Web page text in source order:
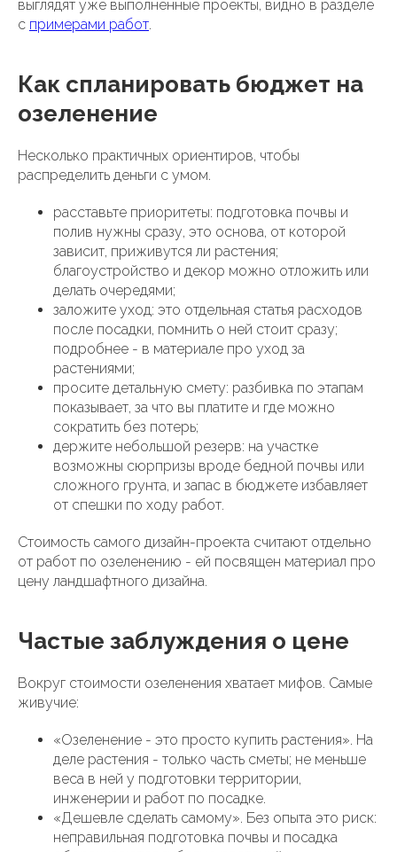
выглядят уже выполненные проекты, видно в разделе
с примерами работ.
Как спланировать бюджет на
озеленение
Несколько практичных ориентиров, чтобы
распределить деньги с умом.
расставьте приоритеты: подготовка почвы и
полив нужны сразу, это основа, от которой
зависит, приживутся ли растения;
благоустройство и декор можно отложить или
делать очередями;
заложите уход: это отдельная статья расходов
после посадки, помнить о ней стоит сразу;
подробнее - в материале про уход за
растениями;
просите детальную смету: разбивка по этапам
показывает, за что вы платите и где можно
сократить без потерь;
держите небольшой резерв: на участке
возможны сюрпризы вроде бедной почвы или
сложного грунта, и запас в бюджете избавляет
от спешки по ходу работ.
Стоимость самого дизайн-проекта считают отдельно
от работ по озеленению - ей посвящен материал про
цену ландшафтного дизайна.
Частые заблуждения о цене
Вокруг стоимости озеленения хватает мифов. Самые
живучие:
«Озеленение - это просто купить растения». На
деле растения - только часть сметы; не меньше
веса в ней у подготовки территории,
инженерии и работ по посадке.
«Дешевле сделать самому». Без опыта это риск:
неправильная подготовка почвы и посадка